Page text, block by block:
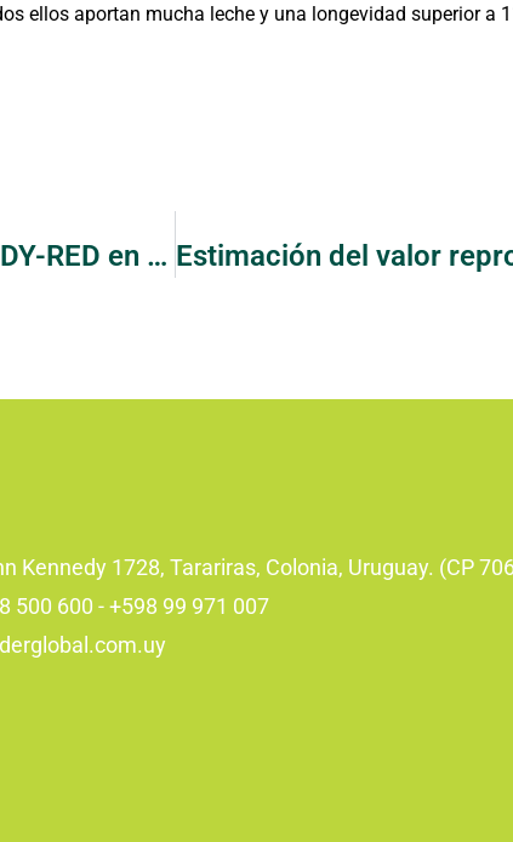
ellos aportan mucha leche y una longevidad superior a
Todo el mundo quiere una hija de ANDY-RED en su rebaño.
Kennedy 1728, Tarariras, Colonia, Uruguay. (CP
500 600 - +598 99 971 007